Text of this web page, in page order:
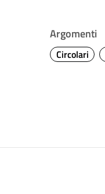
Argomenti
Circolari